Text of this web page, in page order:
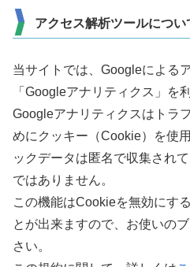
アクセス解析ツールについ
当サイトでは、Googleによる
「Googleアナリティクス」を
Googleアナリティクスはトラ
めにクッキー（Cookie）を使
ックデータは匿名で収集され
ではありません。
この機能はCookieを無効にす
とが出来ますので、お使いの
さい。